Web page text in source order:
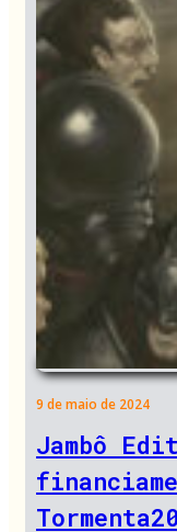
9 de maio de 2024
Jambô